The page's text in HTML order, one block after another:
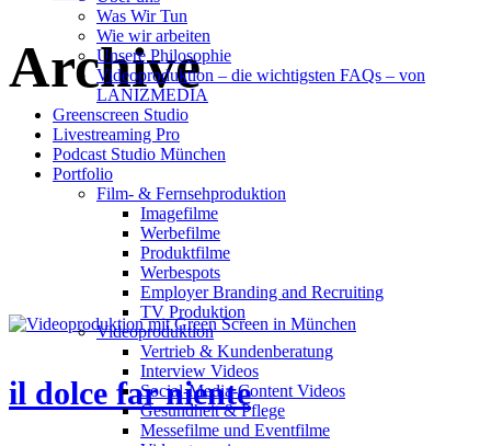
Was Wir Tun
Wie wir arbeiten
Unsere Philosophie
Videoproduktion – die wichtigsten FAQs – von
LANIZMEDIA
Greenscreen Studio
Livestreaming Pro
Podcast Studio München
Portfolio
Film- & Fernsehproduktion
Imagefilme
Werbefilme
Produktfilme
Werbespots
Employer Branding and Recruiting
TV Produktion
Videoproduktion
Vertrieb & Kundenberatung
Interview Videos
Social-Media-Content Videos
Gesundheit & Pflege
Mes­se­filme und Eventfilme
Archive
il dolce far niente